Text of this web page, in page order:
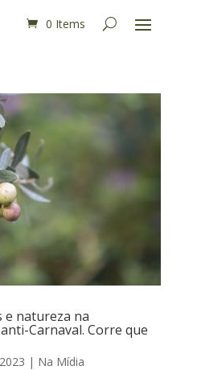
0 Items
e natureza na
Carnaval. Corre que
| Na Mídia